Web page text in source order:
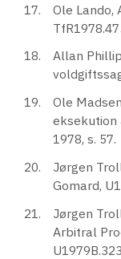
Ole Lando,
Allan
Ole
eksekution
1978, s. 57.
Jørgen
Gomard,
Jørgen
Arbitral